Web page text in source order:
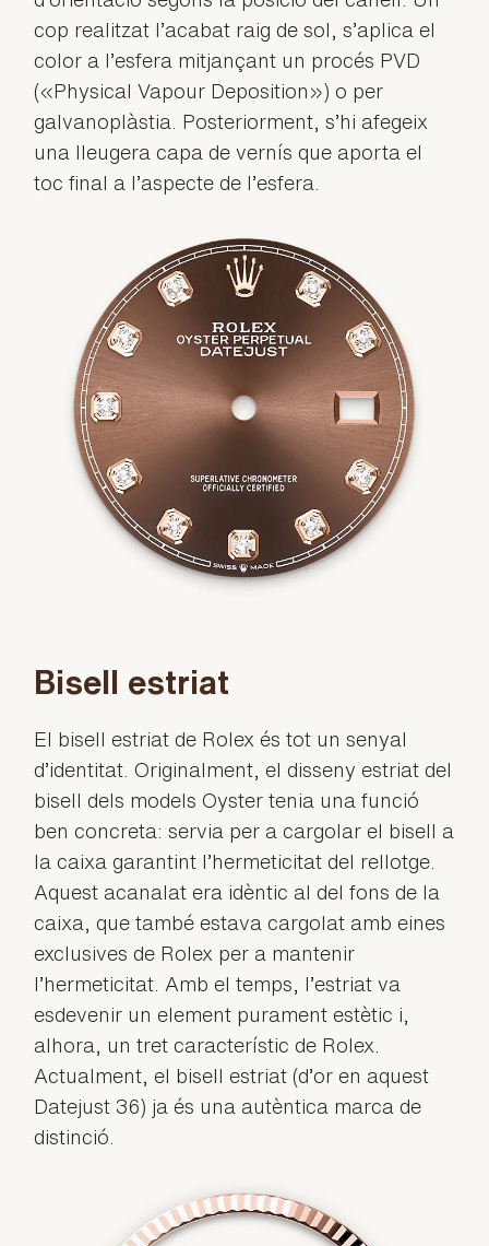
cop realitzat l’acabat raig de sol, s’aplica el
color a l’esfera mitjançant un procés PVD
(«Physical Vapour Deposition») o per
galvanoplàstia. Posteriorment, s’hi afegeix
una lleugera capa de vernís que aporta el
toc final a l’aspecte de l’esfera.
Bisell estriat
El bisell estriat de Rolex és tot un senyal
d’identitat. Originalment, el disseny estriat del
bisell dels models Oyster tenia una funció
ben concreta: servia per a cargolar el bisell a
la caixa garantint l’hermeticitat del rellotge.
Aquest acanalat era idèntic al del fons de la
caixa, que també estava cargolat amb eines
exclusives de Rolex per a mantenir
l’hermeticitat. Amb el temps, l’estriat va
esdevenir un element purament estètic i,
alhora, un tret característic de Rolex.
Actualment, el bisell estriat (d’or en aquest
Datejust 36) ja és una autèntica marca de
distinció.